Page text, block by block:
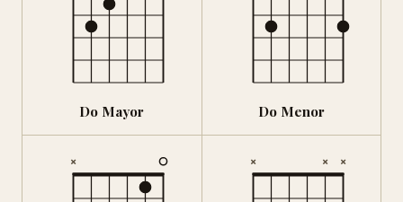
Do Mayor Do Menor
× × × ×